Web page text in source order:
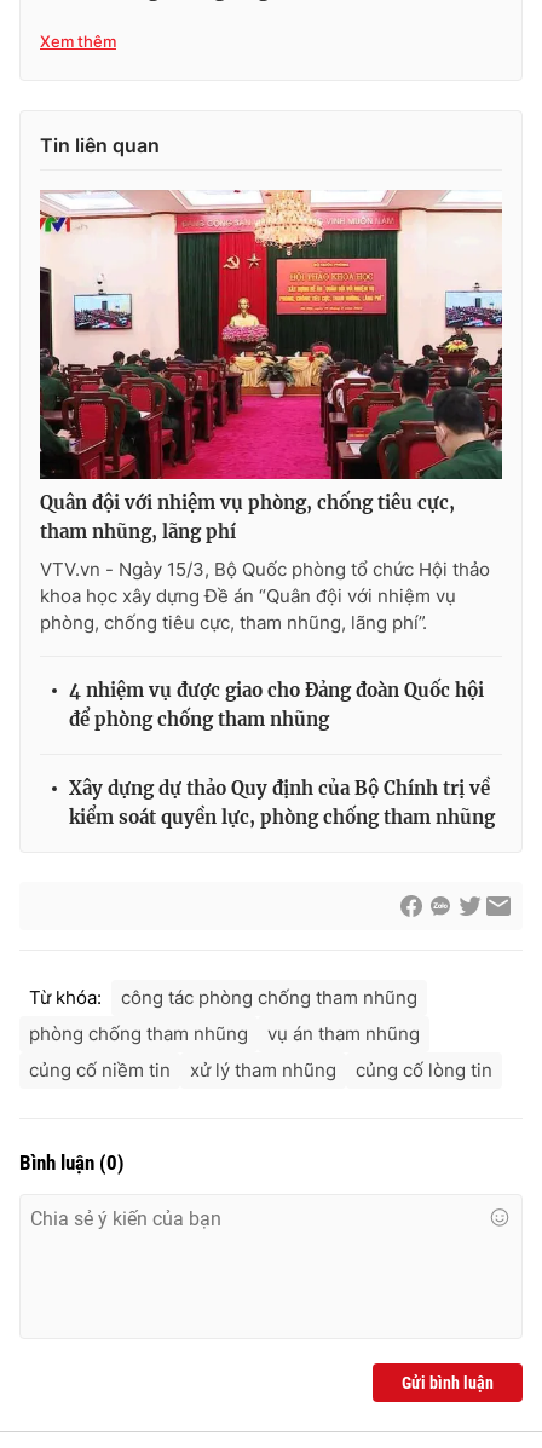
Xem thêm
Tin liên quan
Quân đội với nhiệm vụ phòng, chống tiêu cực,
tham nhũng, lãng phí
VTV.vn - Ngày 15/3, Bộ Quốc phòng tổ chức Hội thảo
khoa học xây dựng Đề án “Quân đội với nhiệm vụ
phòng, chống tiêu cực, tham nhũng, lãng phí”.
4 nhiệm vụ được giao cho Đảng đoàn Quốc hội
để phòng chống tham nhũng
Xây dựng dự thảo Quy định của Bộ Chính trị về
kiểm soát quyền lực, phòng chống tham nhũng
Từ khóa:
công tác phòng chống tham nhũng
phòng chống tham nhũng
vụ án tham nhũng
củng cố niềm tin
xử lý tham nhũng củng cố lòng tin
Bình luận (0)
Gửi bình luận